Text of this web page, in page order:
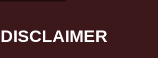
DISCLAIMER